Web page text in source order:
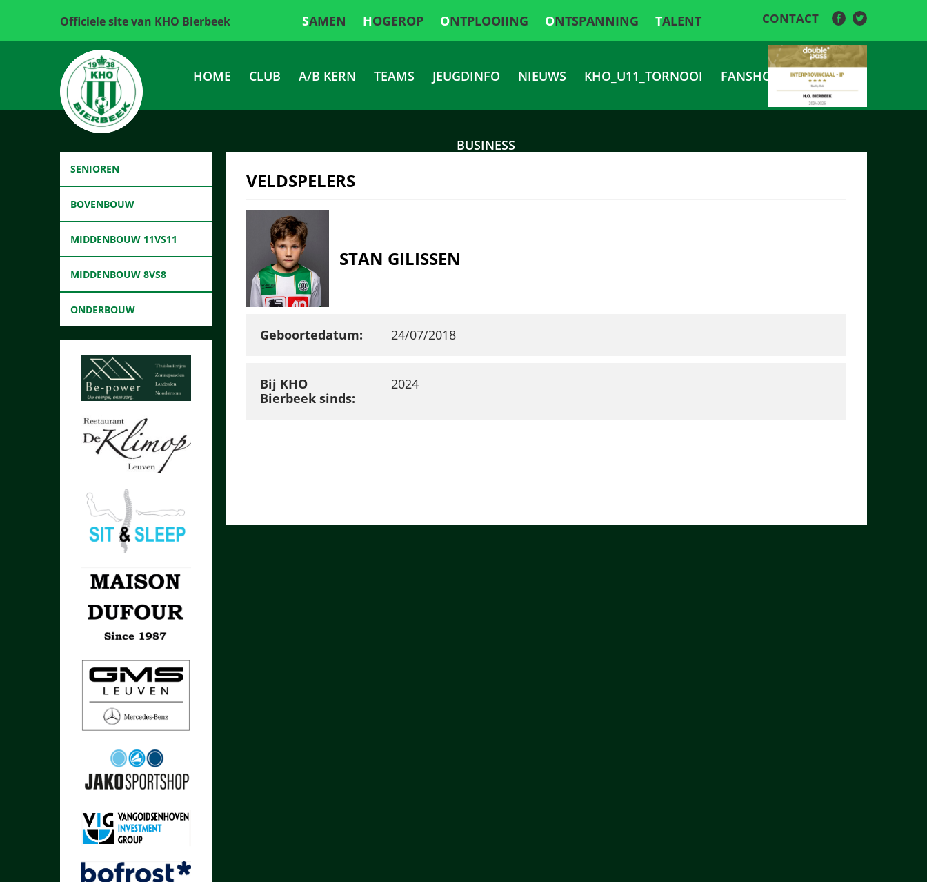
Officiele site van KHO Bierbeek SAMEN HOGEROP ONTPLOOIING ONTSPANNING TALENT CONTACT
HOME CLUB A/B KERN TEAMS JEUGDINFO NIEUWS KHO_U11_TORNOOI FANSHOP
BUSINESS
SENIOREN
BOVENBOUW
MIDDENBOUW 11VS11
MIDDENBOUW 8VS8
ONDERBOUW
VELDSPELERS
STAN GILISSEN
Geboortedatum 24/07/2018
Bij KHO
Bierbeek sinds
2024